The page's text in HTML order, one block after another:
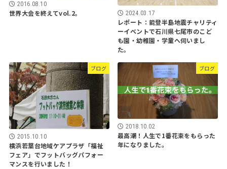
2016.08.10
世界大会を終えてvol.2。 2024.03.17
レポート：能登半島地震チャリティ
ーイベントで石川県七尾市のこど
も園・幼稚園・学童へ伺いまし
た。
ブログ
2015.10.10
横浜若葉台地域ケアプラザ「福祉
フェア」でフットバッグパフォー
マンスを行いました！
ブログ
2018.10.02
最高潮！人生で1番花束をもらった
年になりました。